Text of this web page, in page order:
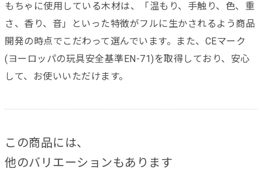
もちゃに使用している木材は、「温もり、手触り、色、重
さ、香り、音」といった特徴がフルに生かされるよう商品
開発の時点でこだわって選んでいます。また、CEマーク
(ヨーロッパの玩具安全基準EN-71)を取得しており、安心
して、お使いいただけます。
この商品には、
他のバリエーションもあります